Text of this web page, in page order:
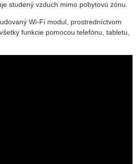
studený vzduch mimo pobytovú zónu.
Wi-Fi modul, prostredníctvom
funkcie pomocou telefónu, tabletu,